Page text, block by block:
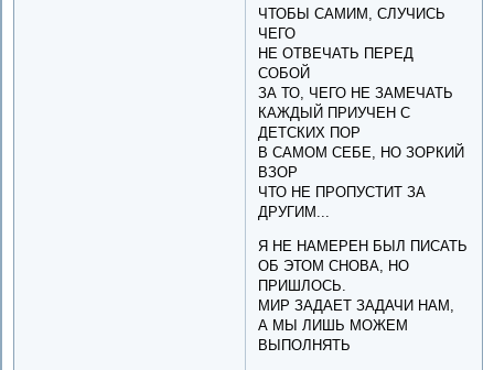
ЧТОБЫ САМИМ, СЛУЧИСЬ
ЧЕГО
НЕ ОТВЕЧАТЬ ПЕРЕД
СОБОЙ
ЗА ТО, ЧЕГО НЕ ЗАМЕЧАТЬ
КАЖДЫЙ ПРИУЧЕН С
ДЕТСКИХ ПОР
В САМОМ СЕБЕ, НО ЗОРКИЙ
ВЗОР
ЧТО НЕ ПРОПУСТИТ ЗА
ДРУГИМ...
Я НЕ НАМЕРЕН БЫЛ ПИСАТЬ
ОБ ЭТОМ СНОВА, НО
ПРИШЛОСЬ.
МИР ЗАДАЕТ ЗАДАЧИ НАМ,
А МЫ ЛИШЬ МОЖЕМ
ВЫПОЛНЯТЬ